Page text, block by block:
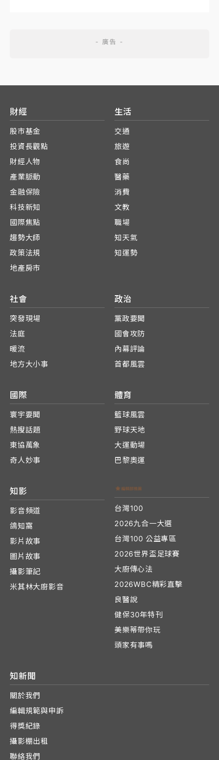
財經
股市基金
投資長觀點
財經人物
產業脈動
金融保險
科技新知
國際焦點
趨勢大師
政策法規
地產房市
生活
交通
旅遊
食尚
醫藥
消費
文教
職場
知天氣
知運勢
社會
突發現場
法庭
暖流
地方大小事
政治
黨政要聞
國會攻防
內幕評論
首都風雲
國際
寰宇要聞
熱搜話題
東協萬象
奇人妙事
體育
籃球風雲
野球天地
大運動場
巴黎奧運
知影
影音頻道
鴿知窩
影片故事
圖片故事
攝影筆記
米其林大廚影音
台灣100
2026九合一大選
台灣100 公益專區
2026世界盃足球賽
大廚傳心法
2026WBC精彩直擊
良醫說
健保30年特刊
美樂蒂帶你玩
頭家有事嗎
知新聞
關於我們
編輯規範與申訴
得獎紀錄
攝影棚出租
聯絡我們